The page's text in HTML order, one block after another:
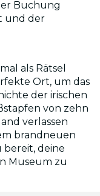
Buchung
und der
als Rätsel
Ort, um das
der irischen
von zehn
verlassen
brandneuen
bereit, deine
Museum zu